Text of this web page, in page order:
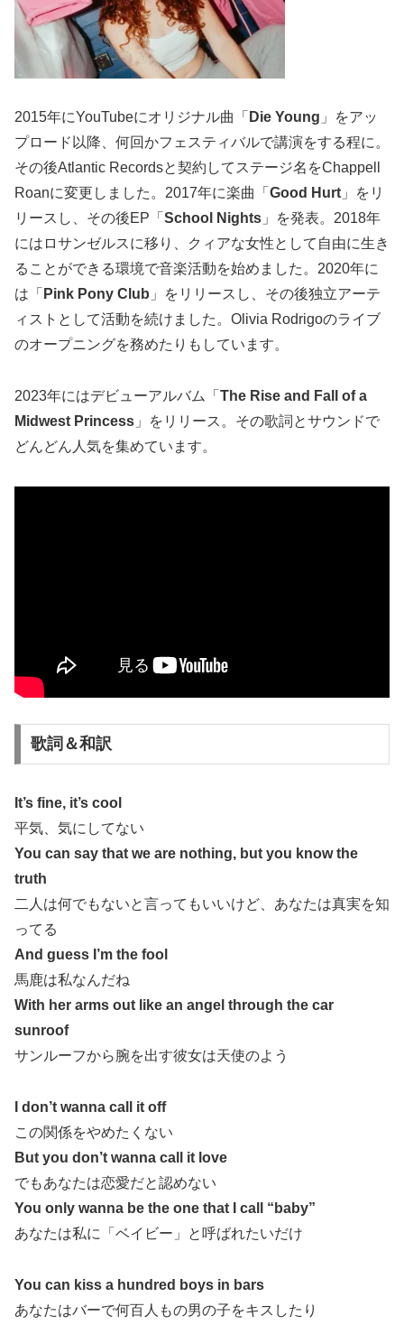
2015年にYouTubeにオリジナル曲「 Die Young 」をアッ
プロード以降、何回かフェスティバルで講演をする程に。
その後Atlantic Recordsと契約してステージ名をChappell
Roanに変更しました。2017年に楽曲「 Good Hurt 」をリ
リースし、その後EP「 School Nights 」を発表。2018年
にはロサンゼルスに移り、クィアな女性として自由に生き
ることができる環境で音楽活動を始めました。2020年に
は「 Pink Pony Club 」をリリースし、その後独立アーテ
ィストとして活動を続けました。Olivia Rodrigoのライブ
のオープニングを務めたりもしています。
2023年にはデビューアルバム「 The Rise and Fall of a
Midwest Princess 」をリリース。その歌詞とサウンドで
どんどん人気を集めています。
歌詞＆和訳
It’s fine, it’s cool
平気、気にしてない
You can say that we are nothing, but you know the
truth
二人は何でもないと言ってもいいけど、あなたは真実を知
ってる
And guess I’m the fool
馬鹿は私なんだね
With her arms out like an angel through the car
sunroof
サンルーフから腕を出す彼女は天使のよう
I don’t wanna call it off
この関係をやめたくない
But you don’t wanna call it love
でもあなたは恋愛だと認めない
You only wanna be the one that I call “baby”
あなたは私に「ベイビー」と呼ばれたいだけ
You can kiss a hundred boys in bars
あなたはバーで何百人もの男の子をキスしたり